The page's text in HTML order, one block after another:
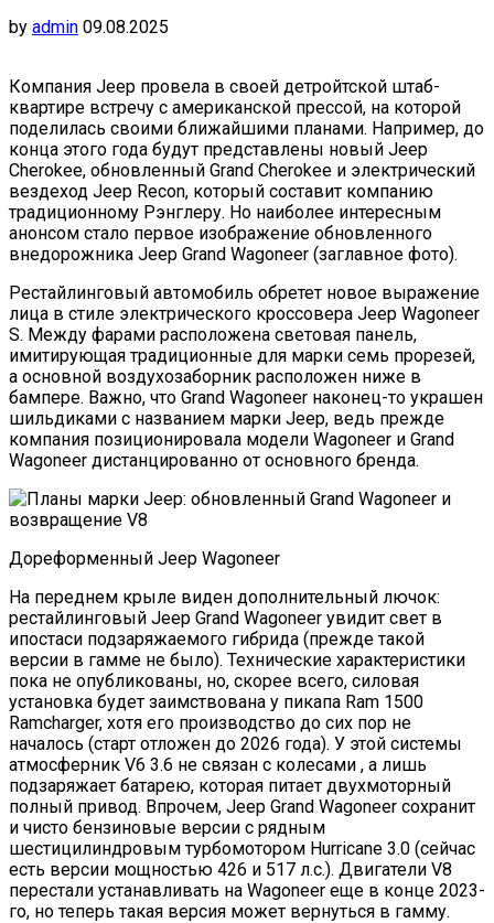
by admin 09.08.2025
Компания Jeep провела в своей детройтской штаб-
квартире встречу с американской прессой, на которой
поделилась своими ближайшими планами. Например, до
конца этого года будут представлены новый Jeep
Cherokee, обновленный Grand Cherokee и электрический
вездеход Jeep Recon, который составит компанию
традиционному Рэнглеру. Но наиболее интересным
анонсом стало первое изображение обновленного
внедорожника Jeep Grand Wagoneer (заглавное фото).
Рестайлинговый автомобиль обретет новое выражение
лица в стиле электрического кроссовера Jeep Wagoneer
S. Между фарами расположена световая панель,
имитирующая традиционные для марки семь прорезей,
а основной воздухозаборник расположен ниже в
бампере. Важно, что Grand Wagoneer наконец-то украшен
шильдиками с названием марки Jeep, ведь прежде
компания позиционировала модели Wagoneer и Grand
Wagoneer дистанцированно от основного бренда.
Дореформенный Jeep Wagoneer
На переднем крыле виден дополнительный лючок:
рестайлинговый Jeep Grand Wagoneer увидит свет в
ипостаси подзаряжаемого гибрида (прежде такой
версии в гамме не было). Технические характеристики
пока не опубликованы, но, скорее всего, силовая
установка будет заимствована у пикапа Ram 1500
Ramcharger, хотя его производство до сих пор не
началось (старт отложен до 2026 года). У этой системы
атмосферник V6 3.6 не связан с колесами , а лишь
подзаряжает батарею, которая питает двухмоторный
полный привод. Впрочем, Jeep Grand Wagoneer сохранит
и чисто бензиновые версии с рядным
шестицилиндровым турбомотором Hurricane 3.0 (сейчас
есть версии мощностью 426 и 517 л.с.). Двигатели V8
перестали устанавливать на Wagoneer еще в конце 2023-
го, но теперь такая версия может вернуться в гамму.